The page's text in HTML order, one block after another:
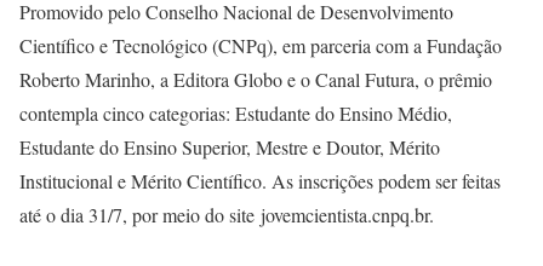
Promovido pelo Conselho Nacional de Desenvolvimento
Científico e Tecnológico (CNPq), em parceria com a Fundação
Roberto Marinho, a Editora Globo e o Canal Futura, o prêmio
contempla cinco categorias: Estudante do Ensino Médio,
Estudante do Ensino Superior, Mestre e Doutor, Mérito
Institucional e Mérito Científico. As inscrições podem ser feitas
até o dia 31/7, por meio do site jovemcientista.cnpq.br.